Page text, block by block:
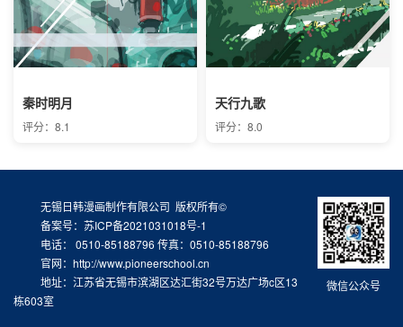
秦时明月
评分：8.1
天行九歌
评分：8.0
微信公众号
无锡日韩漫画制作有限公司 版权所有©
备案号：苏ICP备2021031018号-1
电话： 0510-85188796 传真：0510-85188796
官网：http://www.pioneerschool.cn
地址：江苏省无锡市滨湖区达汇街32号万达广场c区13
栋603室